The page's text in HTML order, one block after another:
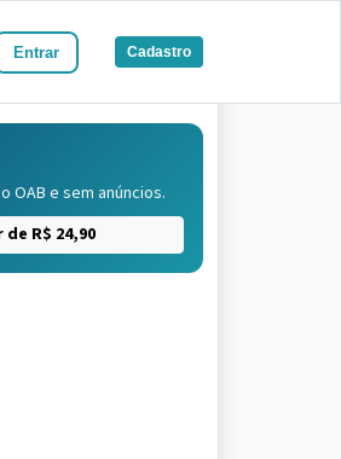
Entrar Cadastro
OAB e sem anúncios.
R$ 24,90